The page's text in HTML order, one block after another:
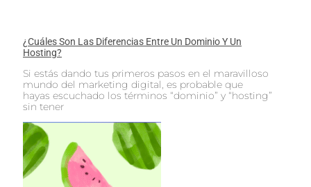
¿Cuáles Son Las Diferencias Entre Un Dominio Y Un
Hosting?
Si estás dando tus primeros pasos en el maravilloso
mundo del marketing digital, es probable que
hayas escuchado los términos “dominio” y “hosting”
sin tener